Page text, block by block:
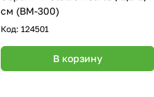
см (BM-300)
Код: 124501
В корзину